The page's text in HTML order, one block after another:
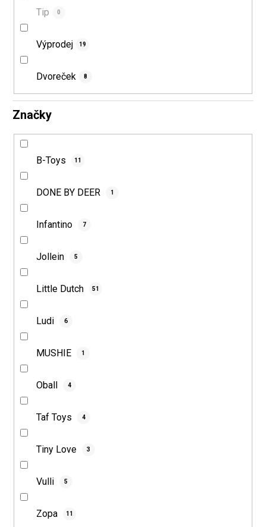
Tip 0
Výprodej 19
Dvoreček 8
Značky
B-Toys 11
DONE BY DEER 1
Infantino 7
Jollein 5
Little Dutch 51
Ludi 6
MUSHIE 1
Oball 4
Taf Toys 4
Tiny Love 3
Vulli 5
Zopa 11